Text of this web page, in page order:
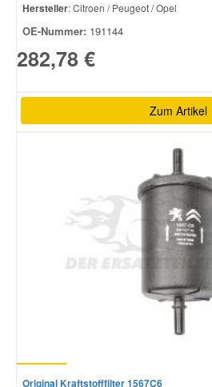
Hersteller: Citroen / Peugeot / Opel
OE-Nummer: 191144
282,78 €
Zum Artikel
Original Kraftstofffilter 1567C6